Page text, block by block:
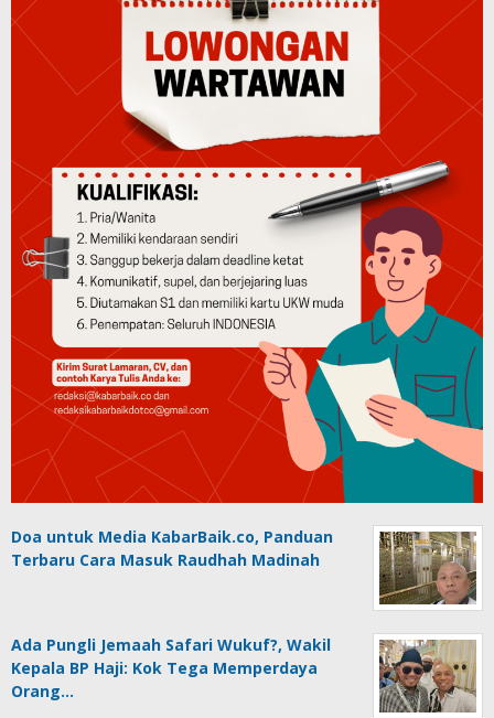
Doa untuk Media KabarBaik.co, Panduan
Terbaru Cara Masuk Raudhah Madinah
Ada Pungli Jemaah Safari Wukuf?, Wakil
Kepala BP Haji: Kok Tega Memperdaya
Orang…